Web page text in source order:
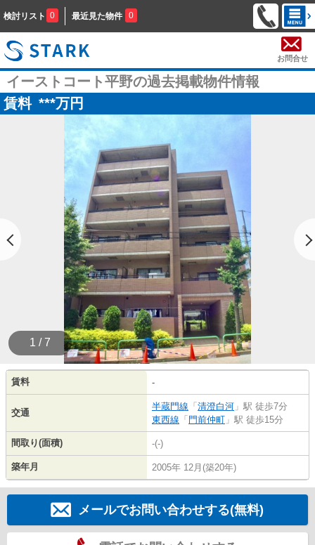
検討リスト 0 最近見た物件 0
お問合せ
イーストコート平野の過去掲載物件情報
賃料 ***万円
1 / 7
賃料 -
交通
半蔵門線 「 清澄白河 」駅 徒歩7分
東西線 「 門前仲町 」駅 徒歩15分
間取り(面積) -(-)
築年月 2005年 12月(築20年)
メールでお問い合わせする(無料)